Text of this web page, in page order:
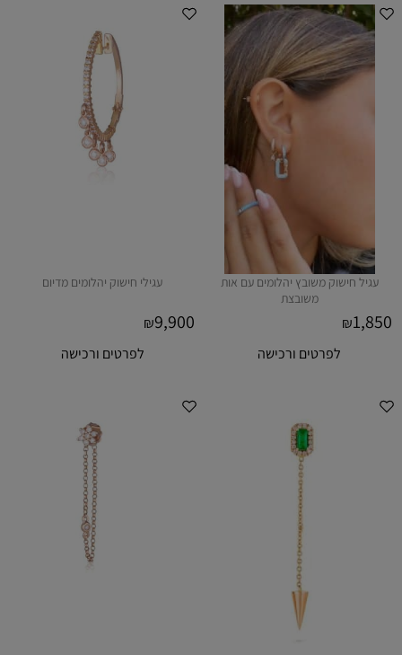
עגיל חישוק משובץ יהלומים עם אות
משובצת
₪1,850
לפרטים ורכישה
עגילי חישוק יהלומים מדיום
₪9,900
לפרטים ורכישה